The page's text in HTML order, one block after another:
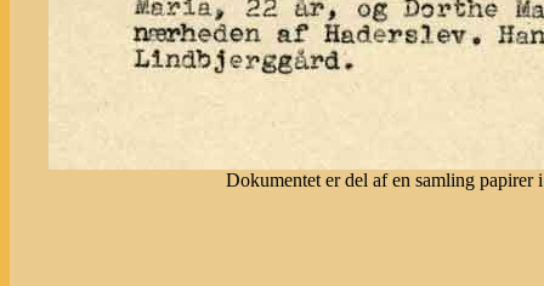
Dokumentet er del af en samling